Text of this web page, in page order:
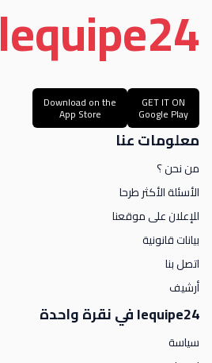
lequipe24
GET IT ON
Google Play
Download on the
App Store
معلومات عنا
من نحن ؟
الأسئلة الأكثر طرحا
للإعلان على موقعنا
بيانات قانونية
اتصل بنا
أرشيف
lequipe24 في نقرة واحدة
سياسة